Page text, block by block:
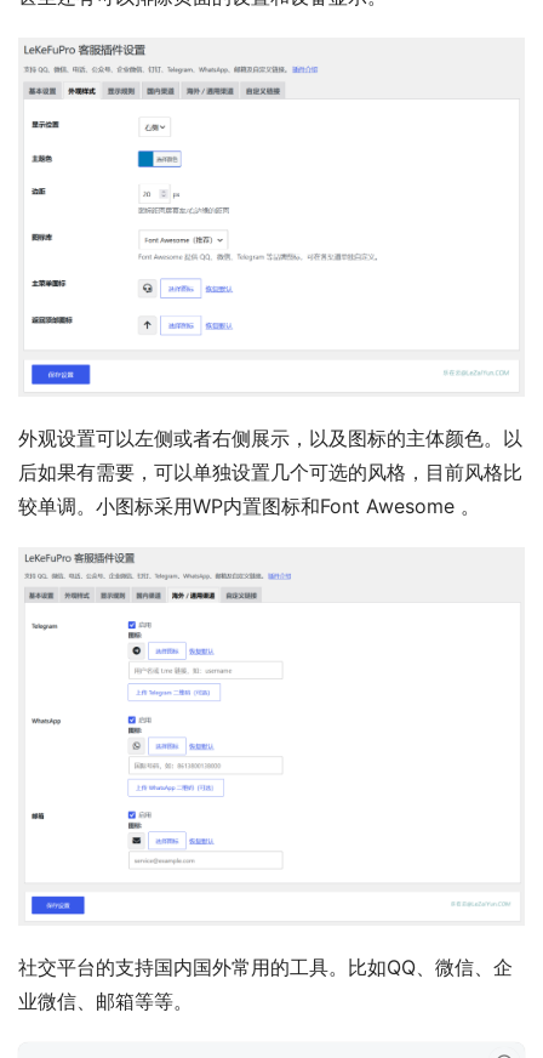
外观设置可以左侧或者右侧展示，以及图标的主体颜色。以
后如果有需要，可以单独设置几个可选的风格，目前风格比
较单调。小图标采用WP内置图标和Font Awesome 。
社交平台的支持国内国外常用的工具。比如QQ、微信、企
业微信、邮箱等等。